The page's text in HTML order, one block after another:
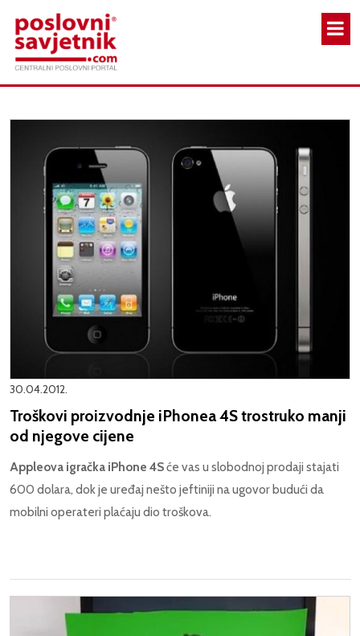
30.04.2012.
Troškovi proizvodnje iPhonea 4S trostruko manji
od njegove cijene
Appleova igračka iPhone 4Sće vas u slobodnoj prodaji stajati
600 dolara, dok je uređaj nešto jeftiniji na ugovor budući da
mobilni operateri plaćaju dio troškova.